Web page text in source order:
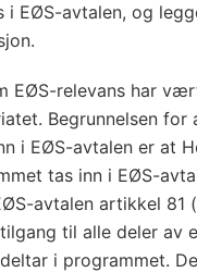
i EØS-avtalen, og
EØS-relevans har
Begrunnelsen
i EØS-avtalen er at
tas inn i EØS-
avtalen artikkel 81
til alle deler av
i programmet.